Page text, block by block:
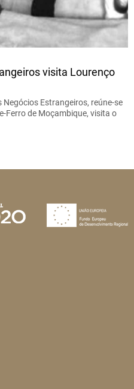
visita Lourenço
Negócios Estrangeiros, reúne-se
Ferro de Moçambique, visita o